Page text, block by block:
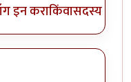
इन कराकिंवासदस्य व्हा